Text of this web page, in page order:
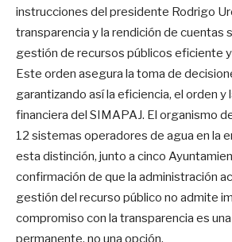
instrucciones del presidente Rodrigo
transparencia y la rendición de cuentas
gestión de recursos públicos eficiente
Este orden asegura la toma de
garantizando así la eficiencia, el orden y
financiera del SIMAPAJ. El organismo
12 sistemas operadores de agua en la
esta distinción, junto a cinco
confirmación de que la administración
gestión del recurso público no admite
compromiso con la transparencia es
permanente, no una opción.